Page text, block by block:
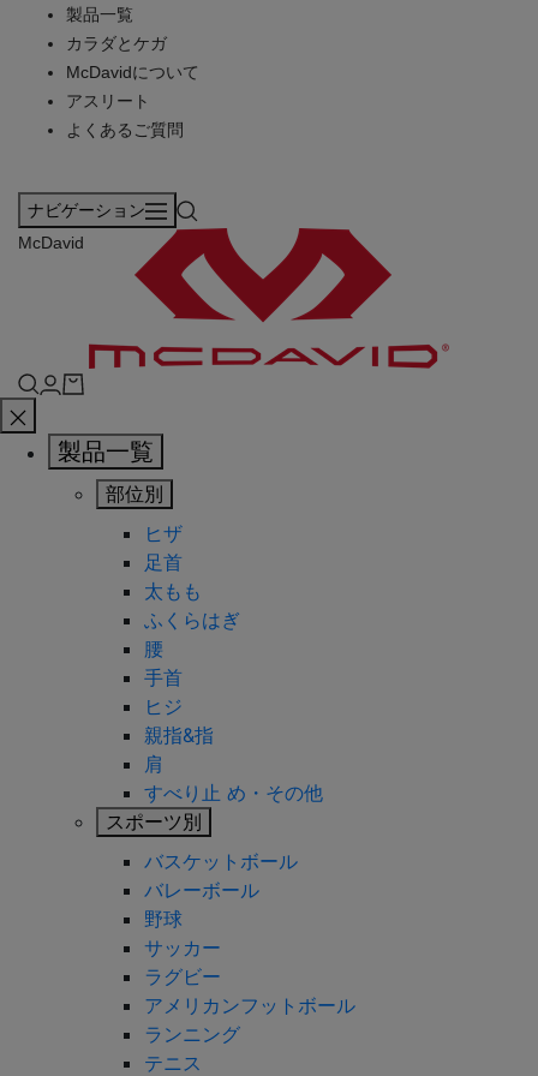
製品一覧
カラダとケガ
McDavidについて
アスリート
よくあるご質問
ナビゲーション
McDavid
製品一覧
部位別
ヒザ
足首
太もも
ふくらはぎ
腰
手首
ヒジ
親指&指
肩
すべり止 め・その他
スポーツ別
バスケットボール
バレーボール
野球
サッカー
ラグビー
アメリカンフットボール
ランニング
テニス